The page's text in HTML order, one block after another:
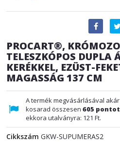
PROCART®,
TELESZKÓPOS DUPLA
KERÉKKEL, EZÜST-
MAGASSÁG 137 CM
A termék megvásárlásával akár
kosarad összesen 605 pontot
ekkora utalványra: 121 Ft.
Cikkszám GKW-SUPUMERAS2